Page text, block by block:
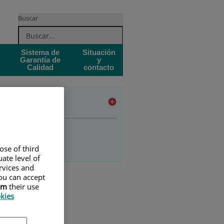
Buscar
Sistema de
Garantía de
Calidad
Situación
y
contacto
of third
level of
and
can accept
their use